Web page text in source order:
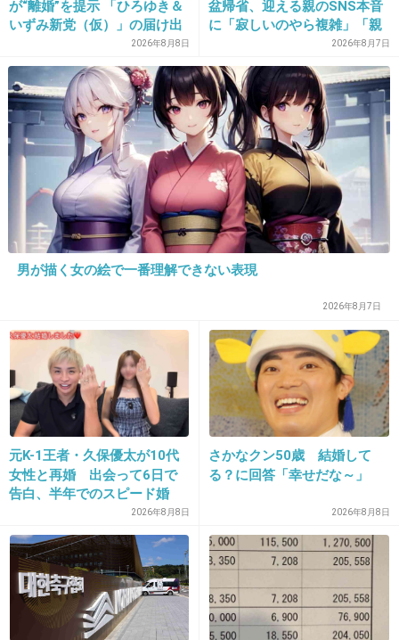
+843 -20
9. 匿名 2015/08/11(火) 08:43:49
可愛い！
+1453
10. 匿名2015/08/11(火) 08:43:56
誰？
山田孝之？
+292 -16
11. 匿名 2015/08/11(火) 08:43:58
東山紀之
出典：img.laughy.jp
+354
が“離婚”を提示 「ひろゆき＆
いずみ新党（仮）」の届け出
を知らされず激怒「信頼関係
が保てない状態で夫婦を続け
るのは無理」
2026年8月8日
盆帰省、迎える親のSNS本音
に「寂しいのやら複雑」「親
孝行だと思っていたのに」
2026年8月7日
男が描く女の絵で一番理解できない表現
2026年8月7日
元K-1王者・久保優太が10代
女性と再婚 出会って6日で
告白、半年でのスピード婚
2026年8月8日
さかなクン50歳 結婚して
る？に回答「幸せだな～」
2026年8月8日